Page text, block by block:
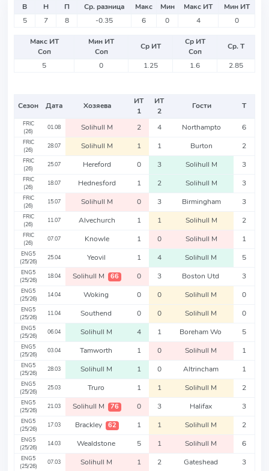
В Н П Ср. разница Макс Мин Макс ИТ
Мин ИТ
5
7 8 -0.35 6 0 4 0
Макс ИТ
Соп
Мин ИТ
Соп
Ср ИТ
Ср ИТ
Соп
Ср. Т
5
0 1.25 1.6 2.85
Сезон Дата Хозяева
ИТ
1
ИТ
2
Гости Т
FRIC
(26)
01.08 Solihull M 2 4 Northampto 6
FRIC
(26)
28.07 Solihull M 1 1 Burton 2
FRIC
(26)
25.07 Hereford 0 3 Solihull M 3
FRIC
(26)
18.07 Hednesford 1 2 Solihull M 3
FRIC
(26)
15.07 Solihull M 0 3 Birmingham 3
FRIC
(26)
11.07 Alvechurch 1 1 Solihull M 2
FRIC
(26)
07.07 Knowle 1 0 Solihull M 1
ENG5
(25/26)
25.04 Yeovil 1 4 Solihull M 5
ENG5
(25/26)
18.04 Solihull M 66 0 3 Boston Utd 3
ENG5
(25/26)
14.04 Woking 0 0 Solihull M 0
ENG5
(25/26)
11.04 Southend 0 0 Solihull M 0
ENG5
(25/26)
06.04 Solihull M 4 1 Boreham Wo 5
ENG5
(25/26)
03.04 Tamworth 1 0 Solihull M 1
ENG5
(25/26)
28.03 Solihull M 1 0 Altrincham 1
ENG5
(25/26)
25.03 Truro 1 1 Solihull M 2
ENG5
(25/26)
21.03 Solihull M 76 0 3 Halifax 3
ENG5
(25/26)
17.03 Brackley 62 1 1 Solihull M 2
ENG5
(25/26)
14.03 Wealdstone 5 1 Solihull M 6
ENG5
(25/26)
07.03 Solihull M 1 2 Gateshead 3